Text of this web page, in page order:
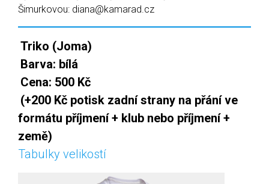
Šimurkovou: diana@kamarad.cz
Triko (Joma)
Barva: bílá
Cena: 500 Kč
(+200 Kč potisk zadní strany na přání ve
formátu příjmení + klub nebo příjmení +
země)
Tabulky velikostí